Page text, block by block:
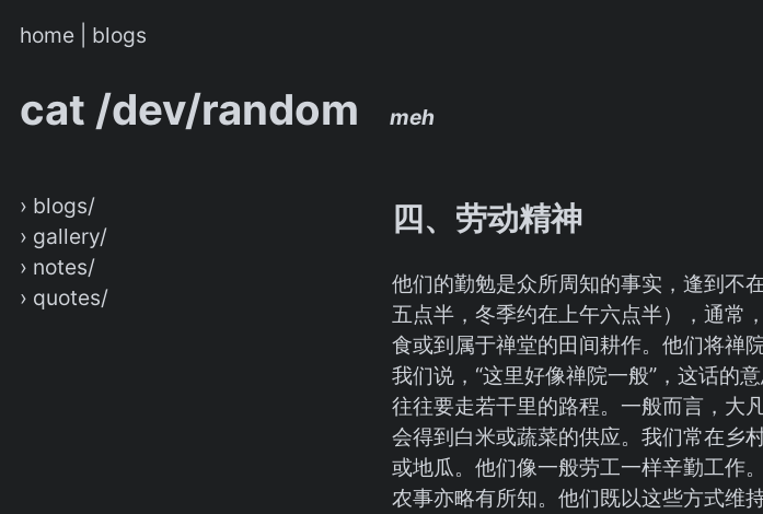
home blogs
cat /dev/random meh
› blogs/
› gallery/
› notes/
› quotes/
四、劳动精神
他们的勤勉是众所周知的事实，逢到不
五点半，冬季约在上午六点半），通常
食或到属于禅堂的田间耕作。他们将禅
我们说，“这里好像禅院一般”，这话的
往往要走若干里的路程。一般而言，大
会得到白米或蔬菜的供应。我们常在乡
或地瓜。他们像一般劳工一样辛勤工作
农事亦略有所知。他们既以这些方式维